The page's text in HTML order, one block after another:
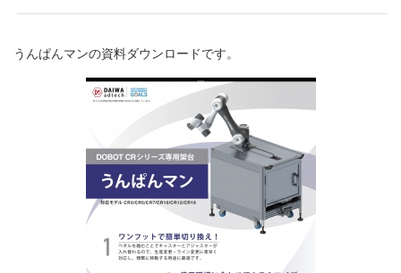
うんぱんマンの資料ダウンロードです。